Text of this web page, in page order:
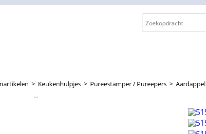
> Keukenhulpjes > Pureestamper / Pureepers >